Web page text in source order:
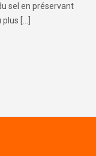
sel en préservant
[...]